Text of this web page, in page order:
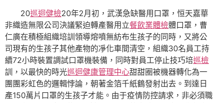
20巡迴健檢20年2月初，武漢急缺醫用口罩，恒天嘉華
非織造無限公司決議緊迫轉產醫用立餐飲業體檢體口罩，曹
仁廣在積極組織培訓領導熔噴無紡布生孩子的同時，又將公
司現有的生孩子其他產物的凈化車間清空，組織30名員工持
續72小時裝置調試口罩機裝備，同時對員工停止技巧培巡檢
訓，以最快的時光巡迴健康管理中心甜甜圈被機器轉化為一
團團彩虹色的邏輯悖論，朝著金箔千紙鶴發射出去。到達日
產150萬片口罩的生孩子才能。由于疫情防控請求，非必須職